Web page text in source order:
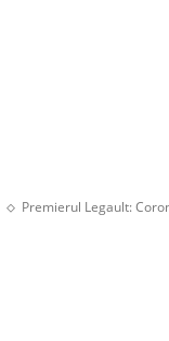
Premierul Legault: